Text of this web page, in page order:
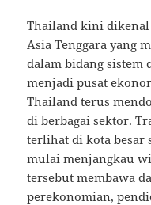
Thailand kini dikenal
Asia Tenggara yang
dalam bidang sistem
menjadi pusat
Thailand terus
di berbagai sektor.
terlihat di kota besar
mulai menjangkau
tersebut membawa
perekonomian,